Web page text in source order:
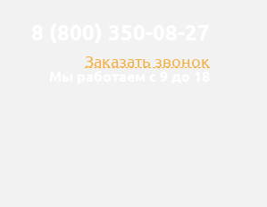
Заказать звонок